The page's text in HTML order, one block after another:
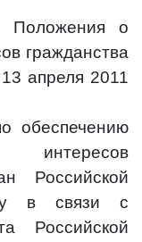
о
гражданства
апреля 2011
обеспечению
Российской
в связи с
Российской